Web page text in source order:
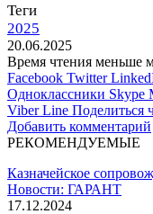
Теги
2025
20.06.2025
Время чтения меньше
Facebook Twitter
Одноклассники Skype
Viber Line Поделиться
Добавить комментарий
РЕКОМЕНДУЕМЫЕ
Казначейское
Новости: ГАРАНТ
17.12.2024